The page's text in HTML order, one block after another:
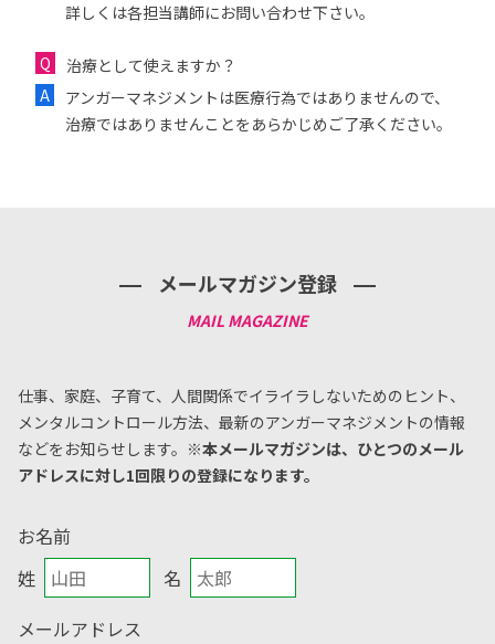
詳しくは各担当講師にお問い合わせ下さい。
治療として使えますか？
アンガーマネジメントは医療行為ではありませんので、
治療ではありませんことをあらかじめご了承ください。
メールマガジン登録
仕事、家庭、子育て、人間関係でイライラしないためのヒント、
メンタルコントロール方法、 最新のアンガーマネジメントの情報
などをお知らせします。 ※本メールマガジンは、ひとつのメール
アドレスに対し1回限りの登録になります。
お名前
姓
名
メールアドレス